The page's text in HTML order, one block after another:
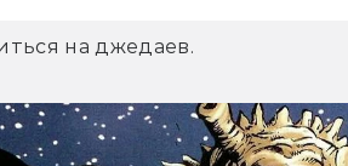
на джедаев.